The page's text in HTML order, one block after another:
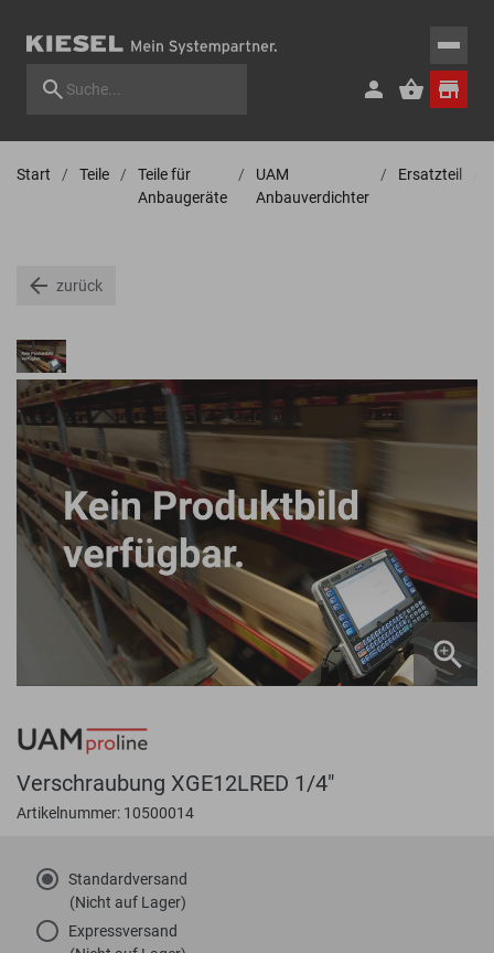
Start Teile
Teile für
Anbaugeräte
UAM
Anbauverdichter
Ersatzteil
zurück
Verschraubung XGE12LRED 1/4"
Artikelnummer: 10500014
Standardversand
(Nicht auf Lager)
Expressversand